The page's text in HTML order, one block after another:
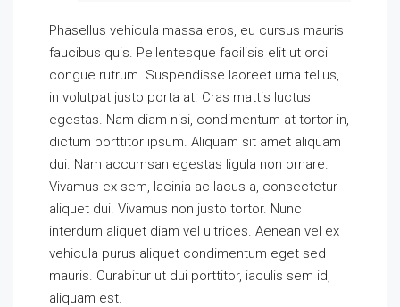
Phasellus vehicula massa eros, eu cursus mauris
faucibus quis. Pellentesque facilisis elit ut orci
congue rutrum. Suspendisse laoreet urna tellus,
in volutpat justo porta at. Cras mattis luctus
egestas. Nam diam nisi, condimentum at tortor in,
dictum porttitor ipsum. Aliquam sit amet aliquam
dui. Nam accumsan egestas ligula non ornare.
Vivamus ex sem, lacinia ac lacus a, consectetur
aliquet dui. Vivamus non justo tortor. Nunc
interdum aliquet diam vel ultrices. Aenean vel ex
vehicula purus aliquet condimentum eget sed
mauris. Curabitur ut dui porttitor, iaculis sem id,
aliquam est.